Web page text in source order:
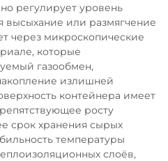
регулирует уровень
высыхание или размягчение
через микроскопические
которые
газообмен,
излишней
контейнера имеет
росту
срок хранения сырых
температуры
слоёв,